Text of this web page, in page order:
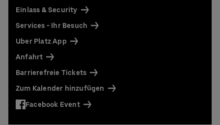
Einlass & Security
Services - Ihr Besuch
Uber Platz App
Anfahrt
Barrierefreie Tickets
Zum Kalender hinzufügen
Facebook Event